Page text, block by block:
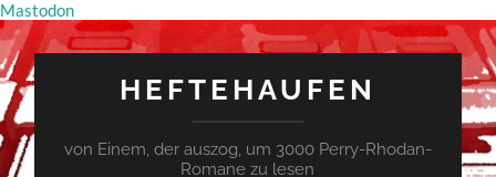
Mastodon
HEFTEHAUFEN
von Einem, der auszog, um 3000 Perry-Rhodan-
Romane zu lesen